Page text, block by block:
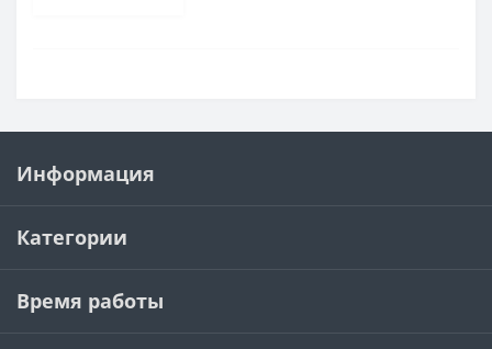
Информация
Категории
Время работы